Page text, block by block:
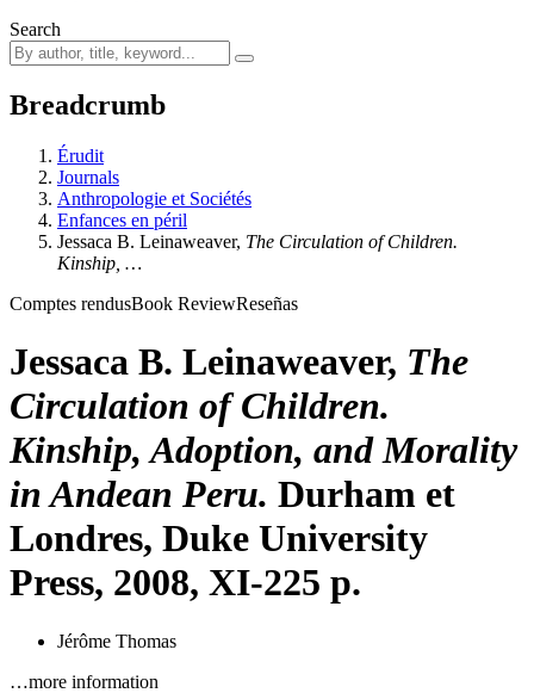
Search
Breadcrumb
Érudit
Journals
Anthropologie et Sociétés
Enfances en péril
Jessaca B. Leinaweaver, The Circulation of Children.
Kinship, …
Comptes rendusBook ReviewReseñas
Jessaca B. Leinaweaver, The
Circulation of Children.
Kinship, Adoption, and Morality
in Andean Peru. Durham et
Londres, Duke University
Press, 2008, XI-225 p.
Jérôme Thomas
…more information